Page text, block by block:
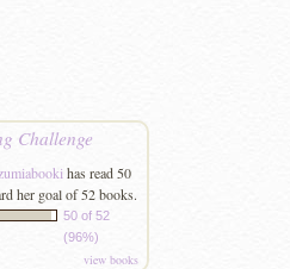
Challenge
has read 50
her goal of 52 books.
50 of 52
(96%)
view books